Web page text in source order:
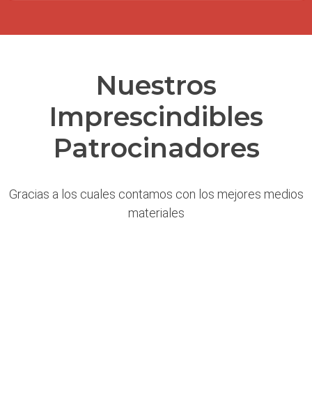
Nuestros
Imprescindibles
Patrocinadores
Gracias a los cuales contamos con los mejores medios
materiales